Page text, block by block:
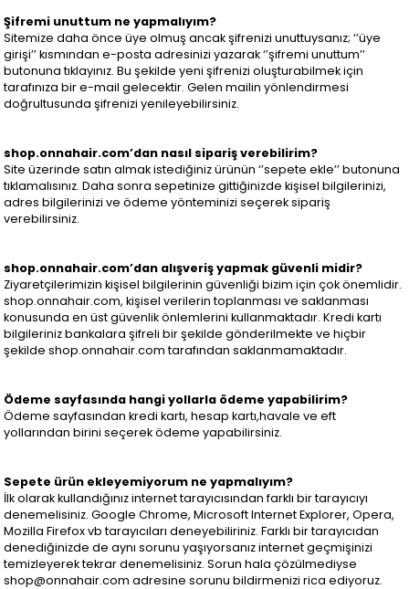
Şifremi unuttum ne yapmalıyım?
Sitemize daha önce üye olmuş ancak şifrenizi unuttuysanız; ‘’üye
girişi’’ kısmından e-posta adresinizi yazarak ‘’şifremi unuttum’’
butonuna tıklayınız. Bu şekilde yeni şifrenizi oluşturabilmek için
tarafınıza bir e-mail gelecektir. Gelen mailin yönlendirmesi
doğrultusunda şifrenizi yenileyebilirsiniz.
shop.onnahair.com’dan nasıl sipariş verebilirim?
Site üzerinde satın almak istediğiniz ürünün ‘’sepete ekle’’ butonuna
tıklamalısınız. Daha sonra sepetinize gittiğinizde kişisel bilgilerinizi,
adres bilgilerinizi ve ödeme yönteminizi seçerek sipariş
verebilirsiniz.
shop.onnahair.com’dan alışveriş yapmak güvenli midir?
Ziyaretçilerimizin kişisel bilgilerinin güvenliği bizim için çok önemlidir.
shop.onnahair.com, kişisel verilerin toplanması ve saklanması
konusunda en üst güvenlik önlemlerini kullanmaktadır. Kredi kartı
bilgileriniz bankalara şifreli bir şekilde gönderilmekte ve hiçbir
şekilde shop.onnahair.com tarafından saklanmamaktadır.
Ödeme sayfasında hangi yollarla ödeme yapabilirim?
Ödeme sayfasından kredi kartı, hesap kartı,havale ve eft
yollarından birini seçerek ödeme yapabilirsiniz.
Sepete ürün ekleyemiyorum ne yapmalıyım?
İlk olarak kullandığınız internet tarayıcısından farklı bir tarayıcıyı
denemelisiniz. Google Chrome, Microsoft Internet Explorer, Opera,
Mozilla Firefox vb tarayıcıları deneyebiliriniz. Farklı bir tarayıcıdan
denediğinizde de aynı sorunu yaşıyorsanız internet geçmişinizi
temizleyerek tekrar denemelisiniz. Sorun hala çözülmediyse
shop@onnahair.com adresine sorunu bildirmenizi rica ediyoruz.